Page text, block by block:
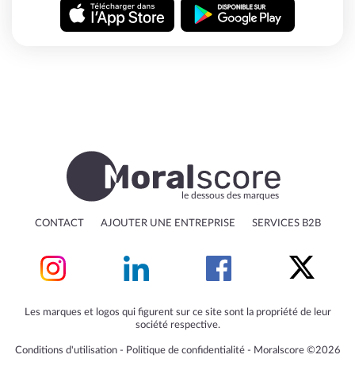
le dessous des marques
CONTACT AJOUTER UNE ENTREPRISE SERVICES B2B
Les marques et logos qui figurent sur ce site sont la propriété de leur
société respective.
Conditions d'utilisation‐ Politique de confidentialité‐ Moralscore ©2026